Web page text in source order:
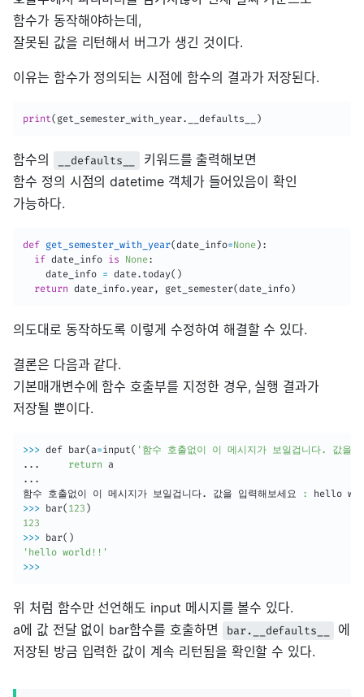
함수가 동작해야하는데,
잘못된 값을 리턴해서 버그가 생긴 것이다.
이유는 함수가 정의되는 시점에 함수의 결과가 저장된다.
print( get_semester_with_year. __defaults__ )
함수의 __defaults__
키워드를 출력해보면
함수 정의 시점의 datetime 객체가 들어있음이 확인
가능하다.
def get_semester_with_year(date_info=None ) :
if date_info is None:
    date_info
= date. today( )
return date_info. year, get_semester(date_info )
의도대로 동작하도록 이렇게 수정하여 해결할 수 있다.
결론은 다음과 같다.
기본매개변수에 함수 호출부를 지정한 경우, 실행 결과가
저장될 뿐이다.
>>> def bar(a=input( '함수 호출없이 이 메시지가 보일겁니다. 값을
.. . return
.. .
함수 호출없이 이 메시지가 보일겁니다. 값을 입력해보세요
:
hello
>>> bar( 123 )
123
>>> bar( )
'hello world!!'
>>>
위 처럼 함수만 선언해도 input 메시지를 볼수 있다.
a에 값 전달 없이 bar함수를 호출하면
bar.__defaults__
에
저장된 방금 입력한 값이 계속 리턴됨을 확인할 수 있다.